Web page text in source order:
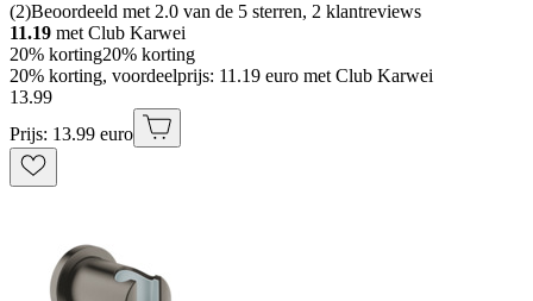
(2)Beoordeeld met 2.0 van de 5 sterren, 2 klantreviews
11.19 met Club Karwei
20% korting20% korting
20% korting, voordeelprijs: 11.19 euro met Club Karwei
13.99
Prijs: 13.99 euro